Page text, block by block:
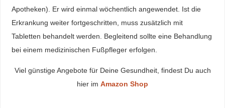
Apotheken). Er wird einmal wöchentlich angewendet. Ist die
Erkrankung weiter fortgeschritten, muss zusätzlich mit
Tabletten behandelt werden. Begleitend sollte eine Behandlung
bei einem medizinischen Fußpfleger erfolgen.
Viel günstige Angebote für Deine Gesundheit, findest Du auch
hier im Amazon Shop